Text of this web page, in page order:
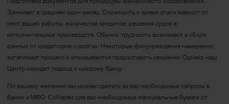
Занимает в среднем один месяц. Сложность и время этапа зависит от
мест вашей работы, количества кредитов, решения судов и
исполнительных производств. Обычно трудности возникают в сборе
данных от кредиторов о долгах. Некоторые финучреждения намеренно
затягивают процесс и отказываются предоставить сведения. Однако наш
Центр находит подход к каждому банку.
По вашему желанию мы можем сделать за вас необходимые запросы в
банки и МФО. Соберем для вас необходимые официальные бумаги от